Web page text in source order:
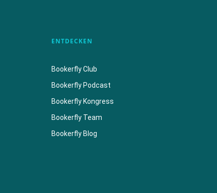
ENTDECKEN
Bookerfly Club
Bookerfly Podcast
Bookerfly Kongress
Bookerfly Team
Bookerfly Blog